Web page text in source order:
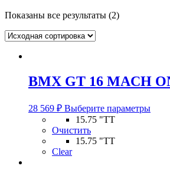
Показаны все результаты (2)
BMX GT 16 MACH
28 569 ₽ Выберите параметрыЭтот
15.75 "TT
Очистить
15.75 "TT
Clear